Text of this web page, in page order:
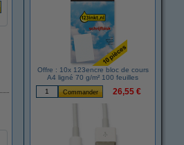
Offre : 10x 123encre bloc de cours
A4 ligné 70 g/m² 100 feuilles
26,55 €